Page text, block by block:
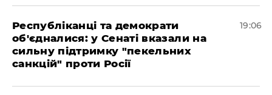
Республіканці та демократи
об'єдналися: у Сенаті вказали на
сильну підтримку "пекельних
санкцій" проти Росії
19:06